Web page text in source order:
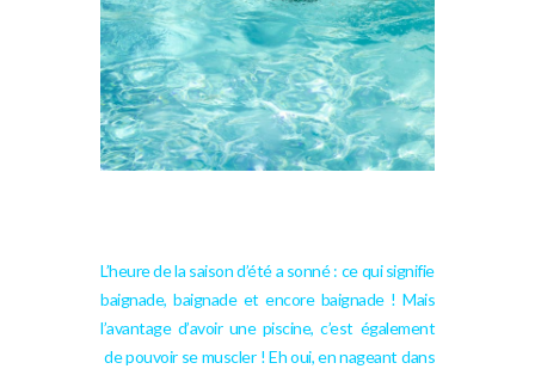
L’heure de la saison d’été a sonné : ce qui signifie
baignade, baignade et encore baignade ! Mais
l’avantage d’avoir une piscine, c’est également
de pouvoir se muscler ! Eh oui, en nageant dans